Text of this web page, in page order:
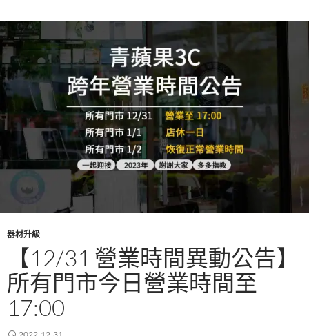
k
器材升級
【12/31 營業時間異動公告】
所有門市今日營業時間至
17:00